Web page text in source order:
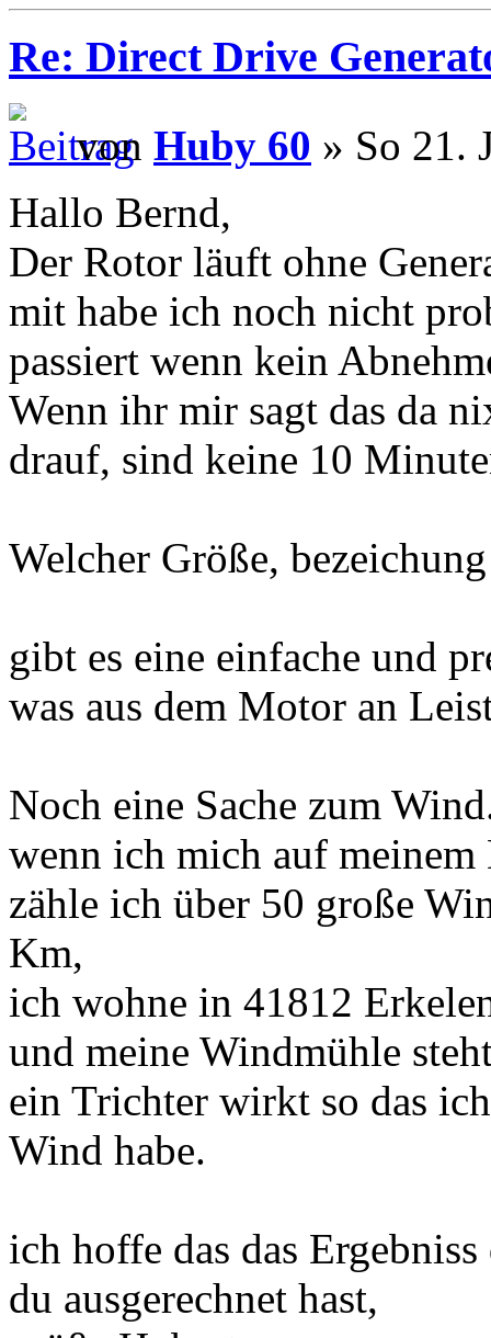
Re: Direct Drive
von Huby 60 » So 21.
Hallo Bernd,
Der Rotor läuft ohne
mit habe ich noch nicht
passiert wenn kein
Wenn ihr mir sagt das da
drauf, sind keine 10
Welcher Größe,
gibt es eine einfache und
was aus dem Motor an
Noch eine Sache zum
wenn ich mich auf meinem
zähle ich über 50 große
Km,
ich wohne in 41812
und meine Windmühle
ein Trichter wirkt so das
Wind habe.
ich hoffe das das
du ausgerechnet hast,